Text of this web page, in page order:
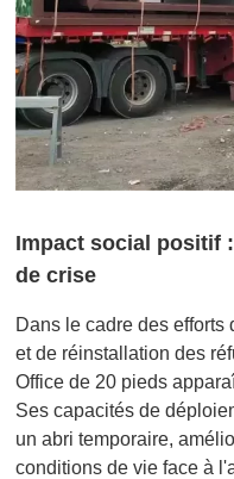
Impact social positif
de crise
Dans le cadre des efforts
et de réinstallation des
Office de 20 pieds
Ses capacités de
un abri temporaire,
conditions de vie face à